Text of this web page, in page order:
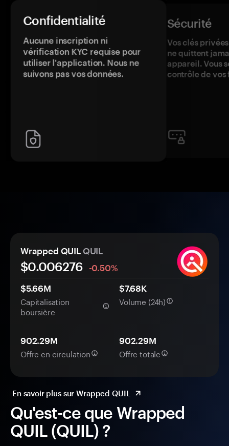
Confidentialité
Aucune inscription ni
vérification KYC requise pour
utiliser l'application. Nous ne
suivons pas vos données.
Sécurité
Vos clés
ne quittent
appareil. Vous
contrôle de vos
Qu'est-ce que Wrapped
QUIL (QUIL) ?
Wrapped QUIL QUIL
$0.006276
-0.50%
$5.66M
Capitalisation
boursière
$7.68K
Volume (24h)
902.29M
Offre en circulation
902.29M
Offre totale
En savoir plus sur Wrapped QUIL